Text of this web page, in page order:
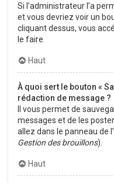
Si l’administrateur l’a
et vous devriez voir un
cliquant dessus, vous
le faire.
Haut
À quoi sert le bouton «
rédaction de message ?
Il vous permet de
messages et de les
allez dans le panneau de
Gestion des brouillons).
Haut